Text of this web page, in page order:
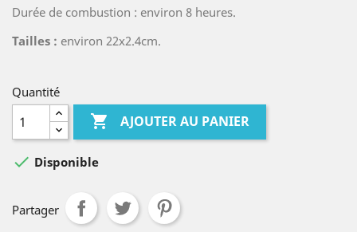
Durée de combustion : environ 8 heures.
Tailles : environ 22x2.4cm.
Quantité
 AJOUTER AU PANIER
 Disponible
Partager